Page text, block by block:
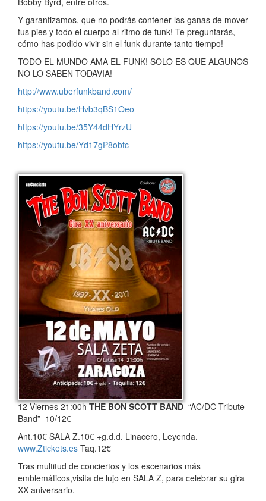
Y garantizamos, que no podrás contener las ganas de mover
tus pies y todo el cuerpo al ritmo de funk! Te preguntarás,
cómo has podido vivir sin el funk durante tanto tiempo!
TODO EL MUNDO AMA EL FUNK! SOLO ES QUE ALGUNOS
NO LO SABEN TODAVIA!
http://www.uberfunkband.com/
https://youtu.be/Hvb3qBS1Oeo
https://youtu.be/35Y44dHYrzU
https://youtu.be/Yd17gP8obtc
12 Viernes 21:00hTHE BON SCOTT BAND “AC/DC Tribute
Band” 10/12€
Ant.10€ SALA Z.10€ +g.d.d. Linacero, Leyenda.
www.Ztickets.es Taq.12€
Tras multitud de conciertos y los escenarios más
emblemáticos,visita de lujo en SALA Z, para celebrar su gira
XX aniversario.